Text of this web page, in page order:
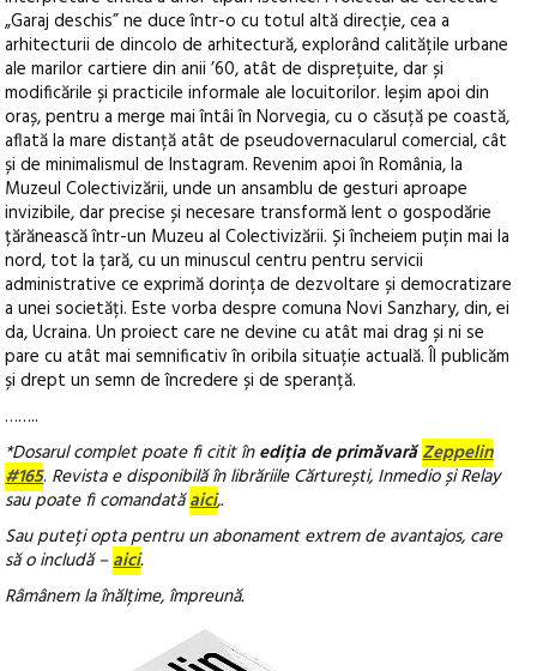
„Garaj deschis” ne duce într-o cu totul altă direcție, cea a
arhitecturii de dincolo de arhitectură, explorând calitățile urbane
ale marilor cartiere din anii ’60, atât de disprețuite, dar și
modificările și practicile informale ale locuitorilor. Ieșim apoi din
oraș, pentru a merge mai întâi în Norvegia, cu o căsuță pe coastă,
aflată la mare distanță atât de pseudovernacularul comercial, cât
și de minimalismul de Instagram. Revenim apoi în România, la
Muzeul Colectivizării, unde un ansamblu de gesturi aproape
invizibile, dar precise și necesare transformă lent o gospodărie
țărănească într-un Muzeu al Colectivizării. Și încheiem puțin mai la
nord, tot la țară, cu un minuscul centru pentru servicii
administrative ce exprimă dorința de dezvoltare și democratizare
a unei societăți. Este vorba despre comuna Novi Sanzhary, din, ei
da, Ucraina. Un proiect care ne devine cu atât mai drag și ni se
pare cu atât mai semnificativ în oribila situație actuală. Îl publicăm
și drept un semn de încredere și de speranță.
……..
*Dosarul complet poate fi citit înediția deprimăvarăZeppelin
#165. Revista edisponibilă în librăriile Cărturești, Inmedio și Relay
sau poate fi comandatăaici,.
Sau puteți opta pentru un abonament extrem de avantajos, care
să o includă –aici.
Râmânem la înălțime, împreună.